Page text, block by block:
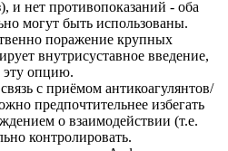
и нет противопоказаний - оба
могут быть использованы.
поражение крупных
внутрисуставное введение,
эту опцию.
с приёмом антикоагулянтов/
предпочтительнее избегать
о взаимодействии (т.е.
контролировать.